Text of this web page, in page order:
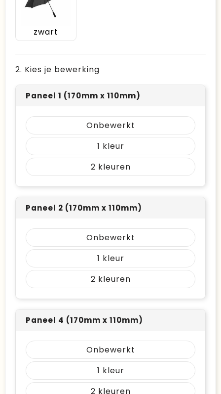
zwart
2. Kies je bewerking
Paneel 1 (170mm x 110mm)
Onbewerkt
1
2
Paneel 2 (170mm x 110mm)
Onbewerkt
1
2
Paneel 4 (170mm x 110mm)
Onbewerkt
1
2